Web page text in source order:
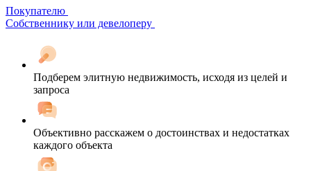
Покупателю
Собственнику или девелоперу
Подберем элитную недвижимость, исходя из целей и
запроса
Объективно расскажем о достоинствах и недостатках
каждого объекта